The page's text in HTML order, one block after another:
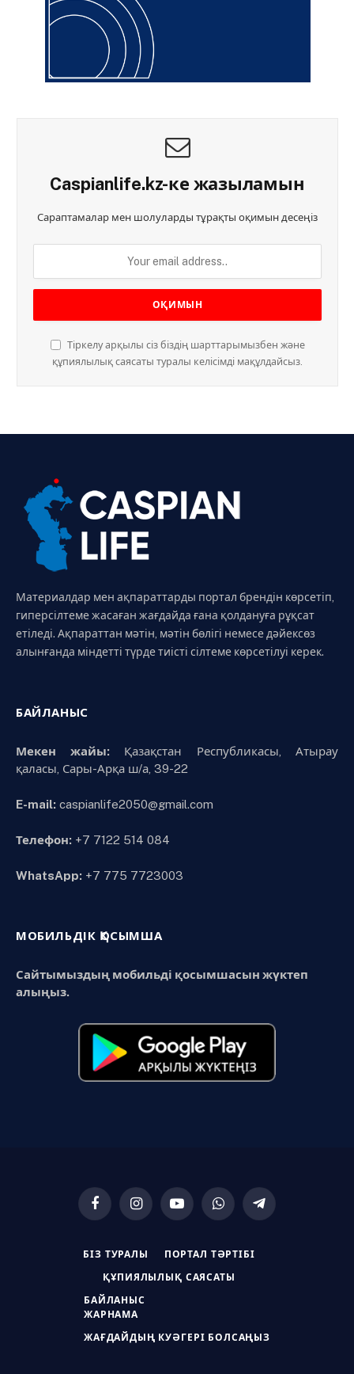
Caspianlife.kz-ке жазыламын
Сараптамалар мен шолуларды тұрақты оқимын десеңіз
Тіркелу арқылы сіз біздің шарттарымызбен және
құпиялылық саясаты туралы келісімді мақұлдайсыз.
Материалдар мен ақпараттарды портал брендін көрсетіп,
гиперсілтеме жасаған жағдайда ғана қолдануға рұқсат
етіледі. Ақпараттан мәтін, мәтін бөлігі немесе дәйексөз
алынғанда міндетті түрде тиісті сілтеме көрсетілуі керек.
БАЙЛАНЫС
Мекен жайы:Қазақстан Республикасы, Атырау
қаласы, Сары-Арқа ш/а, 39-22
E-mail: caspianlife2050@gmail.com
Телефон: +7 7122 514 084
WhatsApp: +7 775 7723003
МОБИЛЬДІК ҚОСЫМША
Сайтымыздың мобильді қосымшасын жүктеп
алыңыз.
FacebookInstagramYouTubeWhatsAppTelegram
БІЗ ТУРАЛЫ ПОРТАЛ ТӘРТІБІ
ҚҰПИЯЛЫЛЫҚ САЯСАТЫ
БАЙЛАНЫС
ЖАРНАМА
ЖАҒДАЙДЫҢ КУӘГЕРІ БОЛСАҢЫЗ